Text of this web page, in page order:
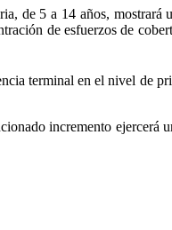
de 5 a 14 años, mostrará
de esfuerzos de
terminal en el nivel de
incremento ejercerá